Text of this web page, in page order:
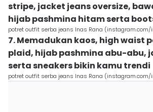
stripe, jacket jeans oversize,
hijab pashmina hitam serta
potret outfit serba jeans Inas Rana
7. Memadukan kaos, high waist
plaid, hijab pashmina abu-abu,
serta sneakers bikin kamu trendi
potret outfit serba jeans Inas Rana